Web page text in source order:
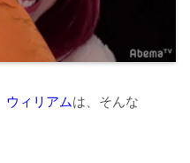
ウィリアムは、そんな